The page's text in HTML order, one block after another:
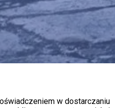
w dostarczaniu